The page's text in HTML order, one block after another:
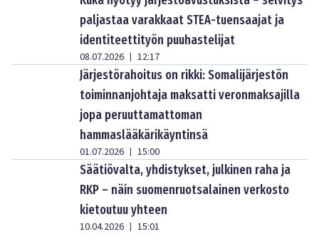
paljastaa varakkaat STEA-tuensaajat ja
identiteettityön puuhastelijat
08.07.2026 | 12:17
Järjestörahoitus on rikki: Somalijärjestön
toiminnanjohtaja maksatti veronmaksajilla
jopa peruuttamattoman
hammaslääkärikäyntinsä
01.07.2026 | 15:00
Säätiövalta, yhdistykset, julkinen raha ja
RKP – näin suomenruotsalainen verkosto
kietoutuu yhteen
10.04.2026 | 15:01